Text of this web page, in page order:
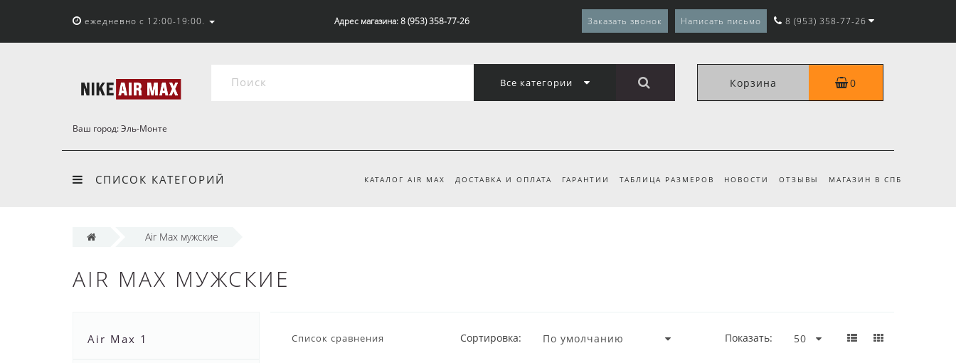
ежедневно с 12:00-19:00. Адрес магазина: 8 (953) 358-77-26 Заказать звонок Написать письмо 8 (953) 358-77-26
Все категории Корзина 0
Ваш город:Эль-Монте
СПИСОК КАТЕГОРИЙ КАТАЛОГ AIR MAX ДОСТАВКА И ОПЛАТА ГАРАНТИИ ТАБЛИЦА РАЗМЕРОВ НОВОСТИ ОТЗЫВЫ МАГАЗИН В СПБ
Air Max мужские
AIR MAX МУЖСКИЕ
Air Max 1 Список сравнения Сортировка: Показать: